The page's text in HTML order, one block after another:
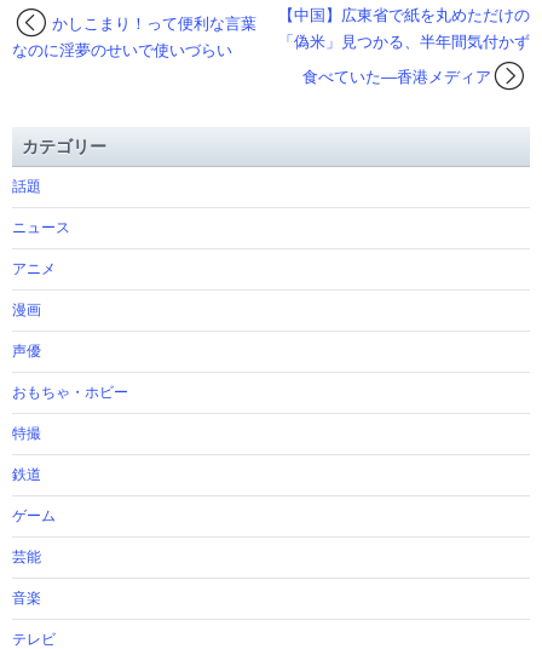
【中国】広東省で紙を丸めただけの
「偽米」見つかる、半年間気付かず
食べていた―香港メディア
かしこまり！って便利な言葉
なのに淫夢のせいで使いづらい
カテゴリー
話題
ニュース
アニメ
漫画
声優
おもちゃ・ホビー
特撮
鉄道
ゲーム
芸能
音楽
テレビ